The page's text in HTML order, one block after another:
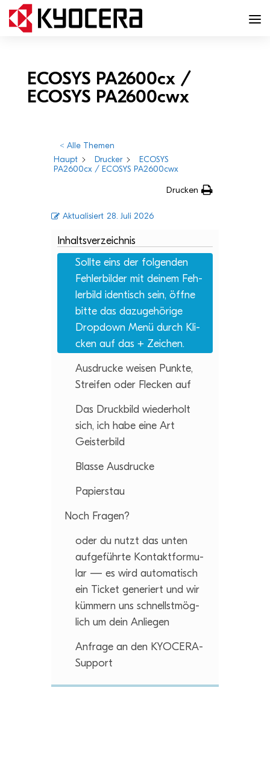
ECOSYS PA2600cx /
ECOSYS PA2600cwx
< Alle Themen
Haupt
Drucker
ECOSYS
PA2600cx / ECOSYS PA2600cwx
Drucken
Aktualisiert 28. Juli 2026
Inhaltsverzeichnis
Sollte eins der fol­gen­den
Feh­ler­bil­der mit dei­nem Feh­
ler­bild iden­tisch sein, öffne
bitte das dazu­ge­hö­rige
Drop­down Menü durch Kli­
cken auf das + Zeichen.
Aus­dru­cke wei­sen Punkte,
Strei­fen oder Fle­cken auf
Das Druck­bild wie­der­holt
sich, ich habe eine Art
Geisterbild
Blasse Aus­dru­cke
Papier­stau
Noch Fra­gen?
oder du nutzt das unten
auf­ge­führte Kon­takt­for­mu­
lar — es wird auto­ma­tisch
ein Ticket gene­riert und wir
küm­mern uns schnellst­mög­
lich um dein Anliegen
Anfrage an den KYOCERA-
Support